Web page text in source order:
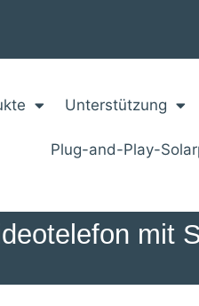
Unterstützung
Plug-and-Play-
mit